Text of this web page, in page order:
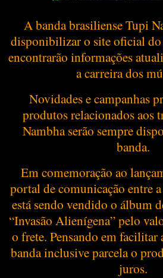
A banda brasiliense Tupi
disponibilizar o site oficial do
encontrarão informações
a carreira dos
Novidades e campanhas
produtos relacionados aos
Nambha serão sempre
banda.
Em comemoração ao
portal de comunicação entre
está sendo vendido o álbum
“Invasão Alienígena” pelo
o frete. Pensando em
banda inclusive parcela o
juros.